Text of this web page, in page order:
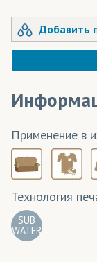
Добавить
Применение в
Технология
SUB
WATER